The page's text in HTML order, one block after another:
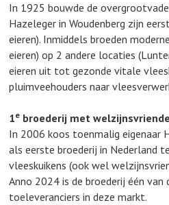
In 1925 bouwde de
Hazeleger in Woudenberg zijn
eieren). Inmiddels broeden
eieren) op 2 andere locaties
eieren uit tot gezonde vitale
pluimveehouders naar
1e broederij met
In 2006 koos toenmalig eigenaar
als eerste broederij in Nederland
vleeskuikens (ook wel
Anno 2024 is de broederij één
toeleveranciers in deze markt.